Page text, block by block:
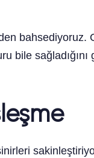
bahsediyoruz.
bile